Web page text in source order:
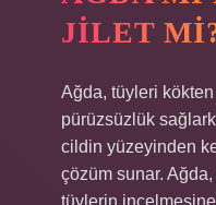
JILET
Ağda, tüyleri
pürüzsüzlük
cildin yüzeyinden
çözüm sunar. Ağda,
tüylerin